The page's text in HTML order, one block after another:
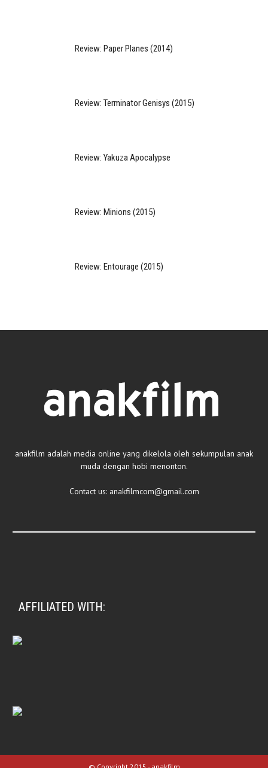
Review: Paper Planes (2014)
Review: Terminator Genisys (2015)
Review: Yakuza Apocalypse
Review: Minions (2015)
Review: Entourage (2015)
anakfilm adalah media online yang dikelola oleh sekumpulan anak
muda dengan hobi menonton.
Contact us: anakfilmcom@gmail.com
AFFILIATED WITH: